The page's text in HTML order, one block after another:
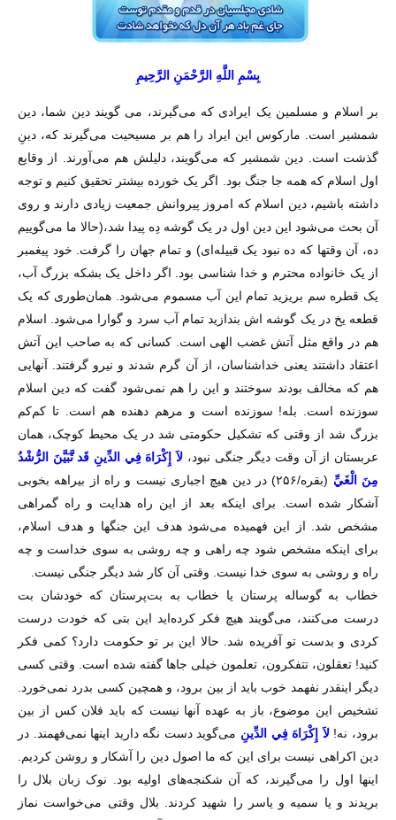
بِسْمِ اللَّهِ الرَّحْمَنِ الرَّحِيمِ
بر اسلام و مسلمین یک ایرادی که می‌گیرند، می گویند دین شما، دین
شمشیر است. مارکوس این ایراد را هم بر مسیحیت می‌گیرند که، دینِ
گذشت است. دین شمشیر که می‌گویند، دلیلش هم می‌آورند. از وقایع
اول اسلام که همه جا جنگ بود. اگر یک خورده بیشتر تحقیق کنیم و توجه
داشته باشیم، دین اسلام که امروز پیروانش جمعیت زیادی دارند و روی
آن بحث می‌شود این دین اول در یک گوشه دِه پیدا شد،(حالا ما می‌گوییم
ده، آن وقتها که ده نبود یک قبیله‌ای) و تمام جهان را گرفت. خود پیغمبر
از یک خانواده محترم و خدا شناسی بود. اگر داخل یک بشکه بزرگ آب،
یک قطره سم بریزید تمام این آب مسموم می‌شود. همان‌طوری که یک
قطعه یخ در یک گوشه ‌اش بندازید تمام آب سرد و گوارا می‌شود. اسلام
هم در واقع مثل آتش غضب الهی است. کسانی که به صاحب این آتش
اعتقاد داشتند یعنی خداشناسان، از آن گرم شدند و نیرو گرفتند. آنهایی
هم که مخالف بودند سوختند و این را هم نمی‌شود گفت که دین اسلام
سوزنده است. بله! سوزنده است و مرهم دهنده هم است. تا کم‌کم
بزرگ شد از وقتی که تشکیل حکومتی شد در یک محیط کوچک، همان
عربستان از آن وقت دیگر جنگی نبود، لاَ إِكْرَاهَ فِي الدِّينِ قَد تَّبَيَّنَ الرُّشْدُ
مِنَ الْغَيِّ
(بقره/۲۵۶) در دين هيچ اجبارى نيست و راه از بيراهه بخوبى
آشكار شده است. برای اینکه بعد از این راه هدایت و راه گمراهی
مشخص شد. از این فهمیده می‌شود هدف این جنگها و هدف اسلام،
برای اینکه مشخص شود چه راهی و چه روشی به سوی خداست و چه
راه و روشی به سوی خدا نیست. وقتی آن کار شد دیگر جنگی نیست.
خطاب به گوساله پرستان یا خطاب به بت‌پرستان که خودشان بت
درست می‌کنند، می‌گویند هیچ فکر کرده‌اید این بتی که خودت درست
کردی و بدست تو آفریده شد. حالا این بر تو حکومت دارد؟ کمی فکر
کنید! تعقلون، تتفکرون، تعلمون خیلی جاها گفته شده است. وقتی کسی
دیگر اینقدر نفهمد خوب باید از بین برود، و همچین کسی بدرد نمی‌خورد.
تشخیص این موضوع، باز به عهده آنها نیست که باید فلان کس از بین
برود، نه!لاَ إِكْرَاهَ فِي الدِّينِ می‌گوید دست نگه دارید اینها نمی‌فهمند. در
دین اکراهی نیست برای این که ما اصول دین را آشکار و روشن کردیم.
اینها اول را می‌گیرند، که آن شکنجه‌های اولیه بود. نوک زبان بلال را
بریدند و یا سمیه و یاسر را شهید کردند. بلال وقتی می‌خواست نماز